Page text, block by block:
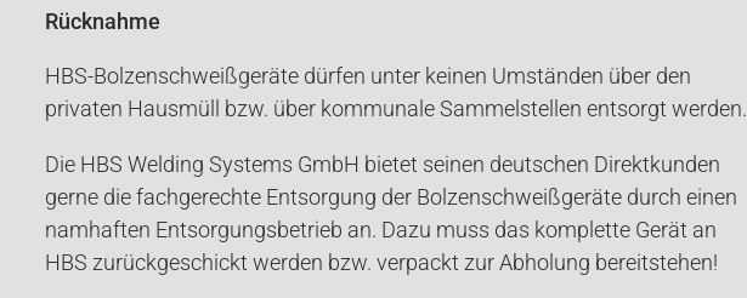
Rücknahme
HBS-Bolzenschweißgeräte dürfen unter keinen Umständen über den
privaten Hausmüll bzw. über kommunale Sammelstellen entsorgt werden.
Die HBS Welding Systems GmbH bietet seinen deutschen Direktkunden
gerne die fachgerechte Entsorgung der Bolzenschweißgeräte durch einen
namhaften Entsorgungsbetrieb an. Dazu muss das komplette Gerät an
HBS zurückgeschickt werden bzw. verpackt zur Abholung bereitstehen!